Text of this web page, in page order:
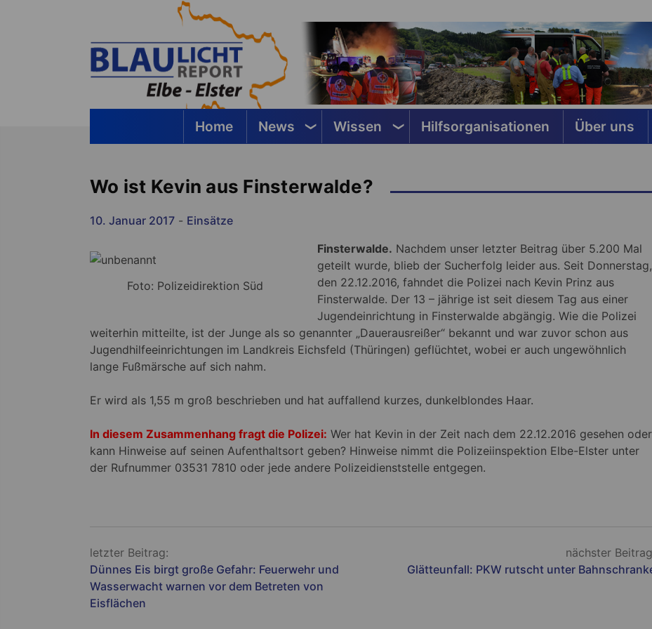
Home News Wissen Hilfsorganisationen Über uns
Wo ist Kevin aus Finsterwalde?
10. Januar 2017 - Einsätze
Foto: Polizeidirektion Süd
Finsterwalde. Nachdem unser letzter Beitrag über 5.200 Mal
geteilt wurde, blieb der Sucherfolg leider aus. Seit Donnerstag,
den 22.12.2016, fahndet die Polizei nach Kevin Prinz aus
Finsterwalde. Der 13 – jährige ist seit diesem Tag aus einer
Jugendeinrichtung in Finsterwalde abgängig. Wie die Polizei
weiterhin mitteilte, ist der Junge als so genannter „Dauerausreißer“ bekannt und war zuvor schon aus
Jugendhilfeeinrichtungen im Landkreis Eichsfeld (Thüringen) geflüchtet, wobei er auch ungewöhnlich
lange Fußmärsche auf sich nahm.
Er wird als 1,55 m groß beschrieben und hat auffallend kurzes, dunkelblondes Haar.
In diesem Zusammenhang fragt die Polizei: Wer hat Kevin in der Zeit nach dem 22.12.2016 gesehen oder
kann Hinweise auf seinen Aufenthaltsort geben? Hinweise nimmt die Polizeiinspektion Elbe-Elster unter
der Rufnummer 03531 7810 oder jede andere Polizeidienststelle entgegen.
Beitragsnavigation
letzter Beitrag:
Dünnes Eis birgt große Gefahr: Feuerwehr und
Wasserwacht warnen vor dem Betreten von
Eisflächen
nächster
Glätteunfall: PKW rutscht unter